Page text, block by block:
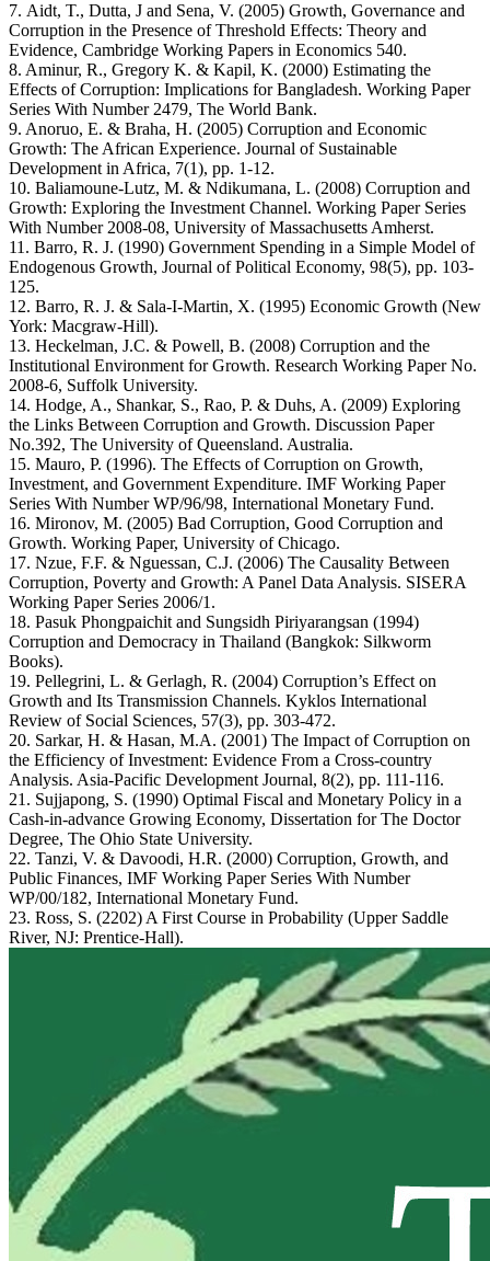
7. Aidt, T., Dutta, J and Sena, V. (2005) Growth, Governance and
Corruption in the Presence of Threshold Effects: Theory and
Evidence, Cambridge Working Papers in Economics 540.
8. Aminur, R., Gregory K. & Kapil, K. (2000) Estimating the
Effects of Corruption: Implications for Bangladesh. Working Paper
Series With Number 2479, The World Bank.
9. Anoruo, E. & Braha, H. (2005) Corruption and Economic
Growth: The African Experience. Journal of Sustainable
Development in Africa, 7(1), pp. 1-12.
10. Baliamoune-Lutz, M. & Ndikumana, L. (2008) Corruption and
Growth: Exploring the Investment Channel. Working Paper Series
With Number 2008-08, University of Massachusetts Amherst.
11. Barro, R. J. (1990) Government Spending in a Simple Model of
Endogenous Growth, Journal of Political Economy, 98(5), pp. 103-
125.
12. Barro, R. J. & Sala-I-Martin, X. (1995) Economic Growth (New
York: Macgraw-Hill).
13. Heckelman, J.C. & Powell, B. (2008) Corruption and the
Institutional Environment for Growth. Research Working Paper No.
2008-6, Suffolk University.
14. Hodge, A., Shankar, S., Rao, P. & Duhs, A. (2009) Exploring
the Links Between Corruption and Growth. Discussion Paper
No.392, The University of Queensland. Australia.
15. Mauro, P. (1996). The Effects of Corruption on Growth,
Investment, and Government Expenditure. IMF Working Paper
Series With Number WP/96/98, International Monetary Fund.
16. Mironov, M. (2005) Bad Corruption, Good Corruption and
Growth. Working Paper, University of Chicago.
17. Nzue, F.F. & Nguessan, C.J. (2006) The Causality Between
Corruption, Poverty and Growth: A Panel Data Analysis. SISERA
Working Paper Series 2006/1.
18. Pasuk Phongpaichit and Sungsidh Piriyarangsan (1994)
Corruption and Democracy in Thailand (Bangkok: Silkworm
Books).
19. Pellegrini, L. & Gerlagh, R. (2004) Corruption’s Effect on
Growth and Its Transmission Channels. Kyklos International
Review of Social Sciences, 57(3), pp. 303-472.
20. Sarkar, H. & Hasan, M.A. (2001) The Impact of Corruption on
the Efficiency of Investment: Evidence From a Cross-country
Analysis. Asia-Pacific Development Journal, 8(2), pp. 111-116.
21. Sujjapong, S. (1990) Optimal Fiscal and Monetary Policy in a
Cash-in-advance Growing Economy, Dissertation for The Doctor
Degree, The Ohio State University.
22. Tanzi, V. & Davoodi, H.R. (2000) Corruption, Growth, and
Public Finances, IMF Working Paper Series With Number
WP/00/182, International Monetary Fund.
23. Ross, S. (2202) A First Course in Probability (Upper Saddle
River, NJ: Prentice-Hall).